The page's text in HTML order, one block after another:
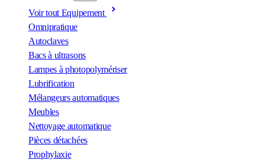
Voir tout Equipement
Omnipratique
Autoclaves
Bacs à ultrasons
Lampes à photopolymériser
Lubrification
Mélangeurs automatiques
Meubles
Nettoyage automatique
Pièces détachées
Prophylaxie